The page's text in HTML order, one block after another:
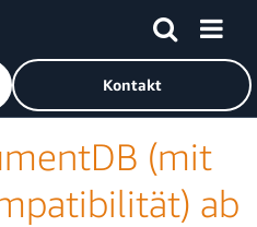
Amazon Web Services-Startseite
Kontakt
(mit
ab